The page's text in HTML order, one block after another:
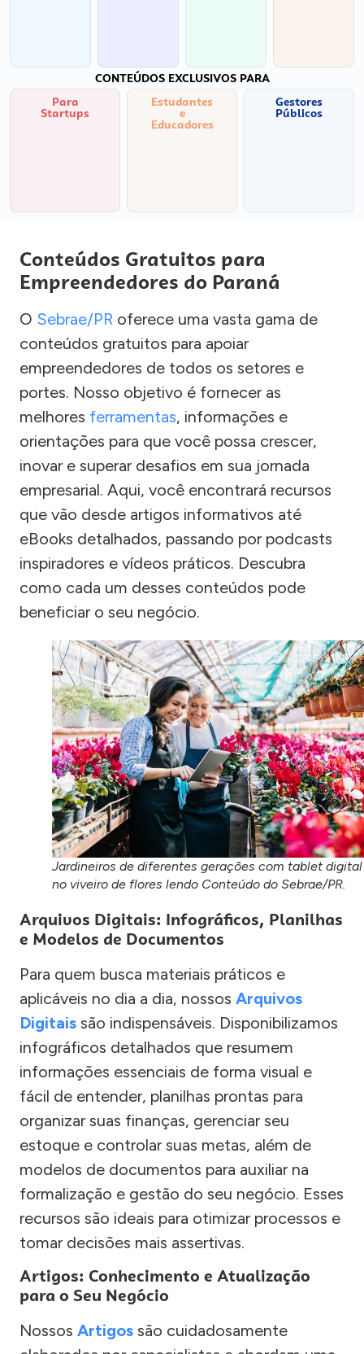
CONTEÚDOS EXCLUSIVOS PARA
Para
Startups
Estudantes
e
Educadores
Gestores
Públicos
Conteúdos Gratuitos para
Empreendedores do Paraná
O Sebrae/PR oferece uma vasta gama de
conteúdos gratuitos para apoiar
empreendedores de todos os setores e
portes. Nosso objetivo é fornecer as
melhores ferramentas, informações e
orientações para que você possa crescer,
inovar e superar desafios em sua jornada
empresarial. Aqui, você encontrará recursos
que vão desde artigos informativos até
eBooks detalhados, passando por podcasts
inspiradores e vídeos práticos. Descubra
como cada um desses conteúdos pode
beneficiar o seu negócio.
Jardineiros de diferentes gerações com tablet digital
no viveiro de flores lendo Conteúdo do Sebrae/PR.
Arquivos Digitais: Infográficos, Planilhas
e Modelos de Documentos
Para quem busca materiais práticos e
aplicáveis no dia a dia, nossos Arquivos
Digitais são indispensáveis. Disponibilizamos
infográficos detalhados que resumem
informações essenciais de forma visual e
fácil de entender, planilhas prontas para
organizar suas finanças, gerenciar seu
estoque e controlar suas metas, além de
modelos de documentos para auxiliar na
formalização e gestão do seu negócio. Esses
recursos são ideais para otimizar processos e
tomar decisões mais assertivas.
Artigos: Conhecimento e Atualização
para o Seu Negócio
Nossos Artigos são cuidadosamente